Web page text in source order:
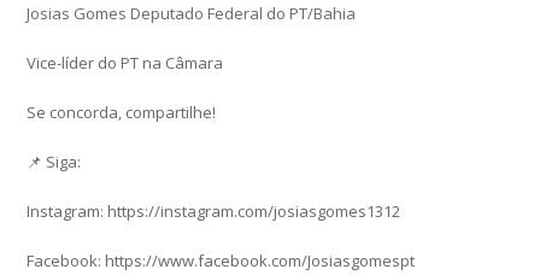
Josias Gomes Deputado Federal do PT/Bahia
Vice-líder do PT na Câmara
Se concorda, compartilhe!
📌 Siga:
Instagram: https://instagram.com/josiasgomes1312
Facebook: https://www.facebook.com/Josiasgomespt